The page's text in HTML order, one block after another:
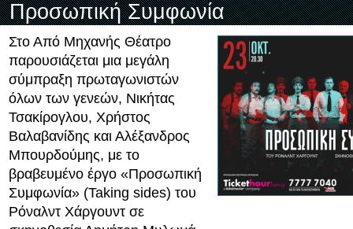
Προσωπική Συμφωνία
Στο Από Μηχανής Θέατρο
παρουσιάζεται μια μεγάλη
σύμπραξη πρωταγωνιστών
όλων των γενεών, Νικήτας
Τσακίρογλου, Χρήστος
Βαλαβανίδης και Αλέξανδρος
Μπουρδούμης, με το
βραβευμένο έργο «Προσωπική
Συμφωνία» (Taking sides) του
Ρόναλντ Χάργουντ σε